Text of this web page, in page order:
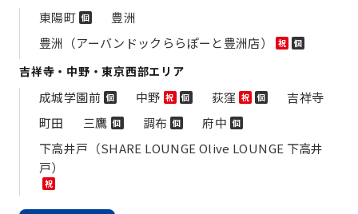
東陽町 個
豊洲
豊洲（アーバンドックららぽーと豊洲店）
祝 個
吉祥寺・中野・東京西部エリア
成城学園前 個 中野 祝 個 荻窪 祝 個
吉祥寺
町田
三鷹 個 調布 個 府中 個
下高井戸（SHARE LOUNGE Olive LOUNGE 下高井
戸）
祝